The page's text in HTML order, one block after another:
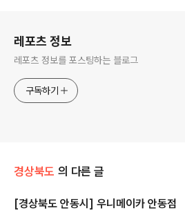
레포츠 정보
레포츠 정보를 포스팅하는 블로그
구독하기
경상북도 의 다른 글
[경상북도 안동시] 우니메이카 안동점